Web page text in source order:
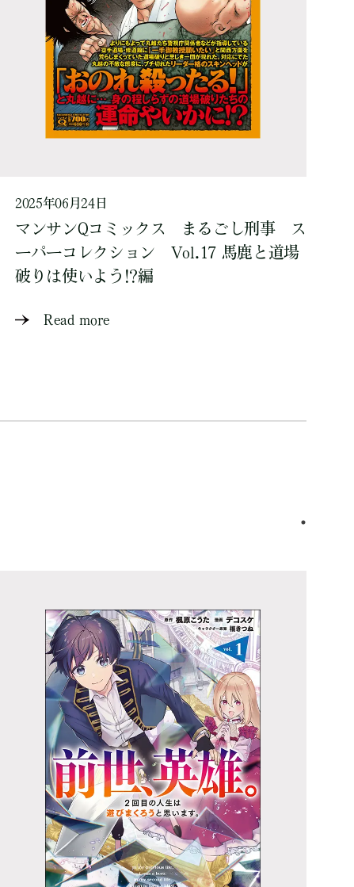
2025年06月24日
マンサンQコミックス まるごし刑事 ス
ーパーコレクション Vol.17 馬鹿と道場
破りは使いよう!?編
Read more